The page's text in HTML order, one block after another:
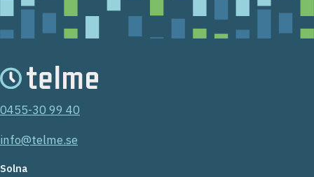
0455-30 99 40
info@telme.se
Solna